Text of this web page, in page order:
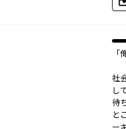
社
し
待
と
ー